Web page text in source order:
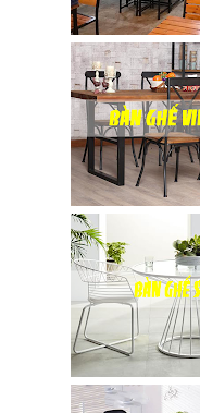
rêu, xanh
coban tiếp
khách sang